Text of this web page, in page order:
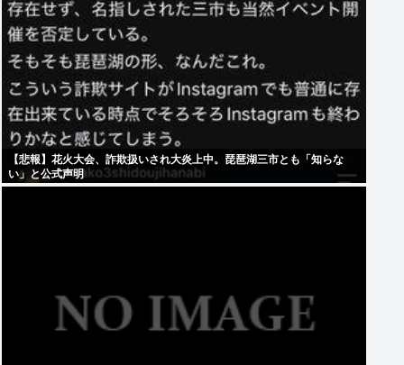
【悲報】花火大会、詐欺扱いされ大炎上中。琵琶湖三市とも「知らな
い」と公式声明